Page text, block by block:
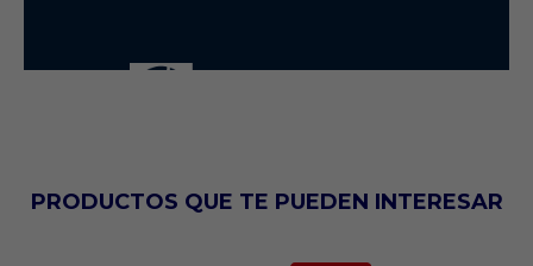
PRODUCTOS QUE TE PUEDEN INTERESAR